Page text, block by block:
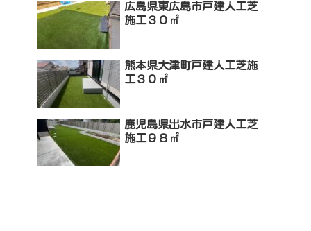
広島県東広島市戸建人工芝
施工３０㎡
熊本県大津町戸建人工芝施
工３０㎡
鹿児島県出水市戸建人工芝
施工９８㎡